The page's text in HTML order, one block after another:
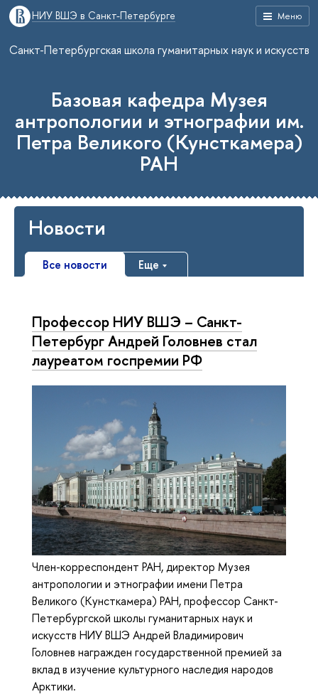
Меню
НИУ ВШЭ в Санкт-Петербурге
Санкт-Петербургская школа гуманитарных наук и искусств
Базовая кафедра Музея
антропологии и этнографии им.
Петра Великого (Кунсткамера)
РАН
Новости
Все новости Еще
Профессор НИУ ВШЭ – Санкт-
Петербург Андрей Головнев стал
лауреатом госпремии РФ
Член-корреспондент РАН, директор Музея
антропологии и этнографии имени Петра
Великого (Кунсткамера) РАН, профессор Санкт-
Петербургской школы гуманитарных наук и
искусств НИУ ВШЭ Андрей Владимирович
Головнев награжден государственной премией за
вклад в изучение культурного наследия народов
Арктики.